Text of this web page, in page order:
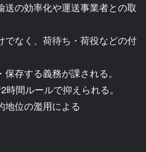
の効率化や運送事業者との取
でなく、荷待ち・荷役などの付
存する義務が課される。
間ルールで抑えられる。
地位の濫用による